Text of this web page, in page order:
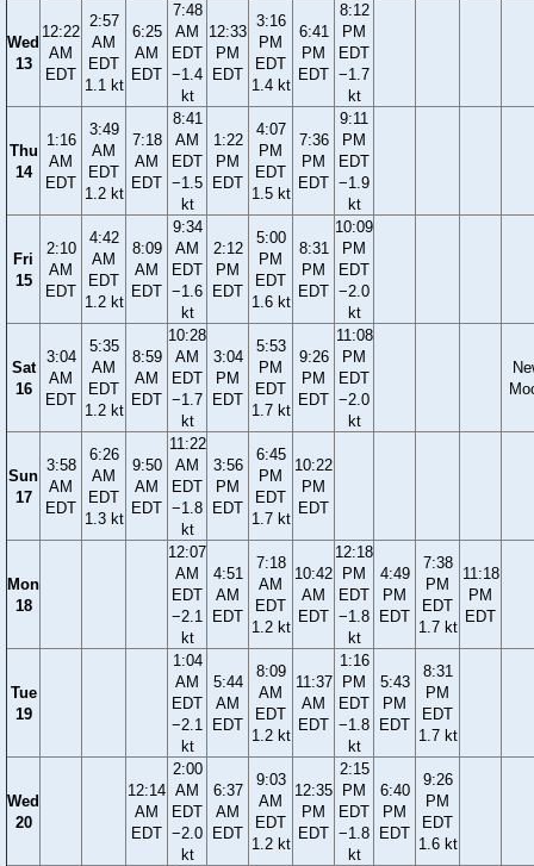
Wed
13
12:22
AM
EDT
2:57
AM
EDT
1.1 kt
6:25
AM
EDT
7:48
AM
EDT
−1.4
kt
12:33
PM
EDT
3:16
PM
EDT
1.4 kt
6:41
PM
EDT
8:12
PM
EDT
−1.7
kt
Thu
14
1:16
AM
EDT
3:49
AM
EDT
1.2 kt
7:18
AM
EDT
8:41
AM
EDT
−1.5
kt
1:22
PM
EDT
4:07
PM
EDT
1.5 kt
7:36
PM
EDT
9:11
PM
EDT
−1.9
kt
Fri
15
2:10
AM
EDT
4:42
AM
EDT
1.2 kt
8:09
AM
EDT
9:34
AM
EDT
−1.6
kt
2:12
PM
EDT
5:00
PM
EDT
1.6 kt
8:31
PM
EDT
10:09
PM
EDT
−2.0
kt
Sat
16
3:04
AM
EDT
5:35
AM
EDT
1.2 kt
8:59
AM
EDT
10:28
AM
EDT
−1.7
kt
3:04
PM
EDT
5:53
PM
EDT
1.7 kt
9:26
PM
EDT
11:08
PM
EDT
−2.0
kt
Sun
17
3:58
AM
EDT
6:26
AM
EDT
1.3 kt
9:50
AM
EDT
11:22
AM
EDT
−1.8
kt
3:56
PM
EDT
6:45
PM
EDT
1.7 kt
10:22
PM
EDT
Mon
18
12:07
AM
EDT
−2.1
kt
4:51
AM
EDT
7:18
AM
EDT
1.2 kt
10:42
AM
EDT
12:18
PM
EDT
−1.8
kt
4:49
PM
EDT
7:38
PM
EDT
1.7 kt
11:18
PM
EDT
Tue
19
1:04
AM
EDT
−2.1
kt
5:44
AM
EDT
8:09
AM
EDT
1.2 kt
11:37
AM
EDT
1:16
PM
EDT
−1.8
kt
5:43
PM
EDT
8:31
PM
EDT
1.7 kt
Wed
20
12:14
AM
EDT
2:00
AM
EDT
−2.0
kt
6:37
AM
EDT
9:03
AM
EDT
1.2 kt
12:35
PM
EDT
2:15
PM
EDT
−1.8
kt
6:40
PM
EDT
9:26
PM
EDT
1.6 kt